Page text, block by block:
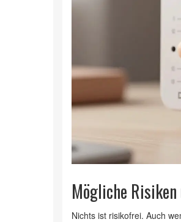
Mögliche
Nichts ist risikofrei. Auch